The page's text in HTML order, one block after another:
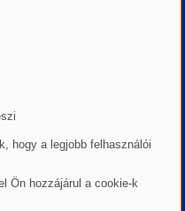
hogy a legjobb felhasználói
Ön hozzájárul a cookie-k